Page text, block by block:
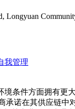
Longyuan
我管理
条件方面拥有更
承诺在其供应链